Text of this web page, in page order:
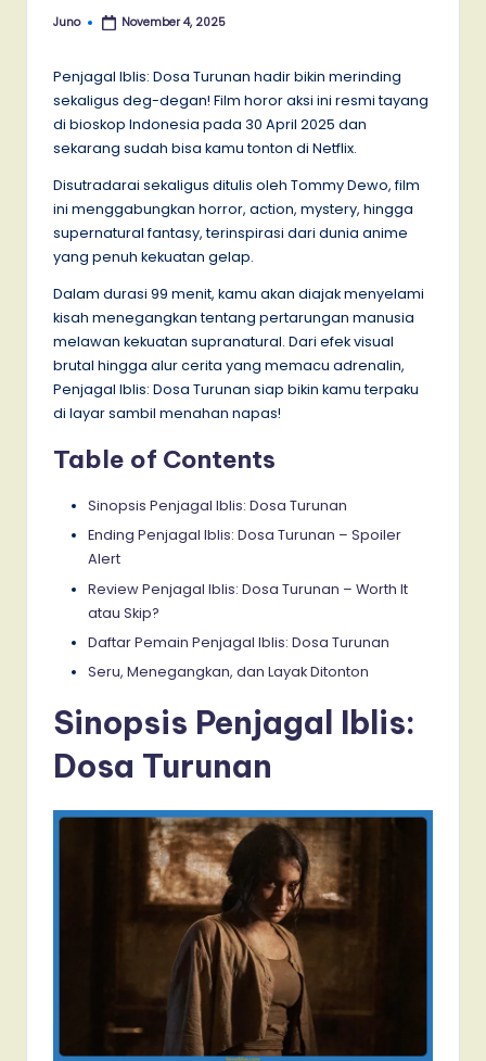
Posted
Juno November 4, 2025
Penjagal Iblis: Dosa Turunan hadir bikin merinding
sekaligus deg-degan! Film horor aksi ini resmi tayang
di bioskop Indonesia pada 30 April 2025 dan
sekarang sudah bisa kamu tonton di Netflix.
Disutradarai sekaligus ditulis oleh Tommy Dewo, film
ini menggabungkan horror, action, mystery, hingga
supernatural fantasy, terinspirasi dari dunia anime
yang penuh kekuatan gelap.
Dalam durasi 99 menit, kamu akan diajak menyelami
kisah menegangkan tentang pertarungan manusia
melawan kekuatan supranatural. Dari efek visual
brutal hingga alur cerita yang memacu adrenalin,
Penjagal Iblis: Dosa Turunan siap bikin kamu terpaku
di layar sambil menahan napas!
Table of Contents
Sinopsis Penjagal Iblis: Dosa Turunan
Ending Penjagal Iblis: Dosa Turunan – Spoiler
Alert
Review Penjagal Iblis: Dosa Turunan – Worth It
atau Skip?
Daftar Pemain Penjagal Iblis: Dosa Turunan
Seru, Menegangkan, dan Layak Ditonton
Sinopsis Penjagal Iblis:
Dosa Turunan